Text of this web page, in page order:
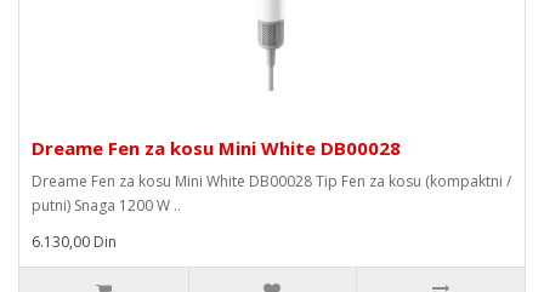
Dreame Fen za kosu Mini White DB00028
Dreame Fen za kosu Mini White DB00028 Tip Fen za kosu (kompaktni /
putni) Snaga 1200 W ..
6.130,00 Din